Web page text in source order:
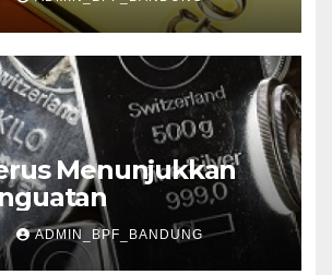
Menunjukkan
ADMIN_BPF_BANDUNG